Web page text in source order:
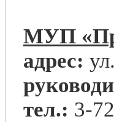
МУП
адрес:
тел.: 3-